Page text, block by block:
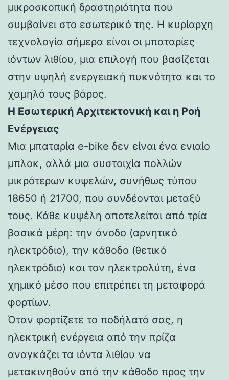
μικροσκοπική δραστηριότητα που
συμβαίνει στο εσωτερικό της. Η κυρίαρχη
τεχνολογία σήμερα είναι οι μπαταρίες
ιόντων λιθίου, μια επιλογή που βασίζεται
στην υψηλή ενεργειακή πυκνότητα και το
χαμηλό τους βάρος.
Η Εσωτερική Αρχιτεκτονική και η Ροή
Ενέργειας
Μια μπαταρία e-bike δεν είναι ένα ενιαίο
μπλοκ, αλλά μια συστοιχία πολλών
μικρότερων κυψελών, συνήθως τύπου
18650 ή 21700, που συνδέονται μεταξύ
τους. Κάθε κυψέλη αποτελείται από τρία
βασικά μέρη: την άνοδο (αρνητικό
ηλεκτρόδιο), την κάθοδο (θετικό
ηλεκτρόδιο) και τον ηλεκτρολύτη, ένα
χημικό μέσο που επιτρέπει τη μεταφορά
φορτίων.
Όταν φορτίζετε το ποδήλατό σας, η
ηλεκτρική ενέργεια από την πρίζα
αναγκάζει τα ιόντα λιθίου να
μετακινηθούν από την κάθοδο προς την